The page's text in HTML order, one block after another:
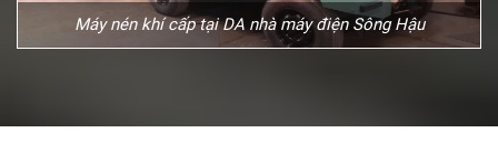
Máy nén khí cấp tại DA nhà máy điện Sông Hậu